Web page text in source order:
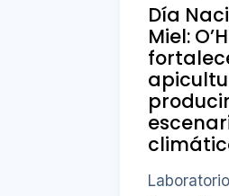
Día
Miel: